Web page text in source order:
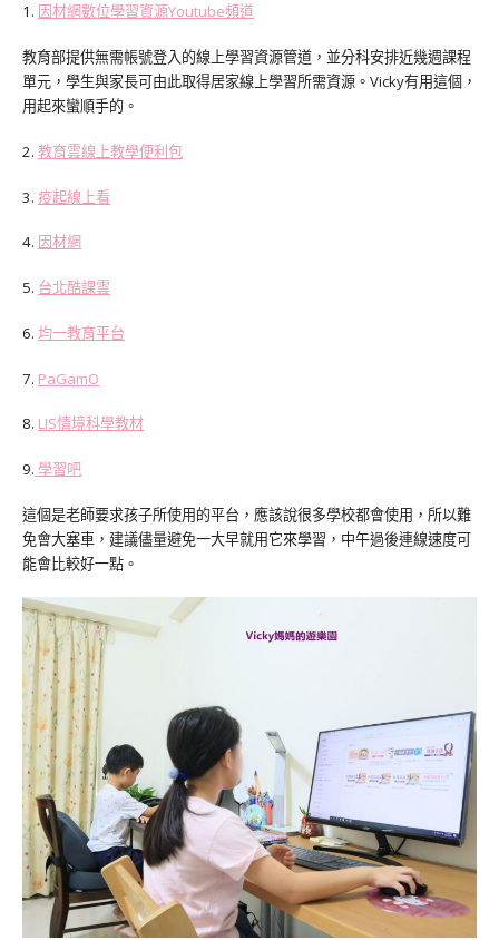
1. 因材網數位學習資源Youtube頻道
教育部提供無需帳號登入的線上學習資源管道，並分科安排近幾週課程
單元，學生與家長可由此取得居家線上學習所需資源。Vicky有用這個，
用起來蠻順手的。
2. 教育雲線上教學便利包
3. 疫起線上看
4. 因材網
5. 台北酷課雲
6. 均一教育平台
7. PaGamO
8. LIS情境科學教材
9. 學習吧
這個是老師要求孩子所使用的平台，應該說很多學校都會使用，所以難
免會大塞車，建議儘量避免一大早就用它來學習，中午過後連線速度可
能會比較好一點。